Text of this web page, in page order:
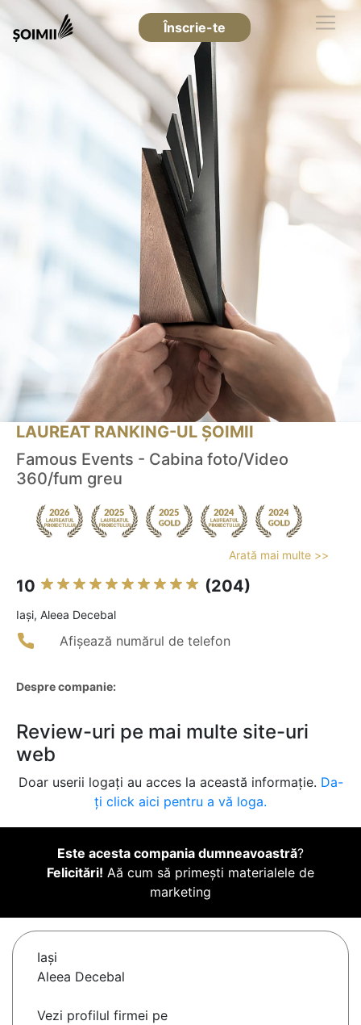
Înscrie-te
LAUREAT RANKING-UL ȘOIMII
Famous Events - Cabina foto/Video
360/fum greu
Arată mai multe >>
10 (204)
Iaşi, Aleea Decebal
Afișează numărul de telefon
Despre companie:
Review-uri pe mai multe site-uri
web
Doar userii logați au acces la această informație. Da-
ți click aici pentru a vă loga.
Este acesta compania dumneavoastră?
Felicitări! Aă cum să primești materialele de
marketing
Iaşi
Aleea Decebal
Vezi profilul firmei pe